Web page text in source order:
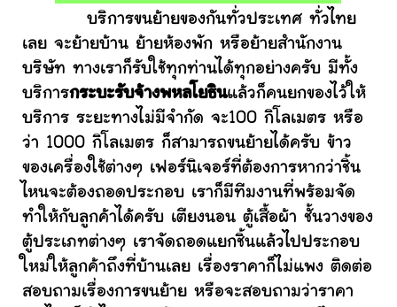
บริการขนย้ายของกันทั่วประเทศ ทั่วไทย
เลย จะย้ายบ้าน ย้ายห้องพัก หรือย้ายสำนักงาน
บริษัท ทางเราก็รับใช้ทุกท่านได้ทุกอย่างครับ มีทั้ง
บริการกระบะรับจ้างพหลโยธินแล้วก็คนยกของไว้ให้
บริการ ระยะทางไม่มีจำกัด จะ100 กิโลเมตร หรือ
ว่า 1000 กิโลเมตร ก็สามารถขนย้ายได้ครับ ข้าว
ของเครื่องใช้ต่างๆ เฟอร์นิเจอร์ที่ต้องการหากว่าชิ้น
ไหนจะต้องถอดประกอบ เราก็มีทีมงานที่พร้อมจัด
ทำให้กับลูกค้าได้ครับ เตียงนอน ตู้เสื้อผ้า ชั้นวางของ
ตู้ประเภทต่างๆ เราจัดถอดแยกชิ้นแล้วไปประกอบ
ใหม่ให้ลูกค้าถึงที่บ้านเลย เรื่องราคาก็ไม่แพง ติดต่อ
สอบถามเรื่องการขนย้าย หรือจะสอบถามว่าราคา